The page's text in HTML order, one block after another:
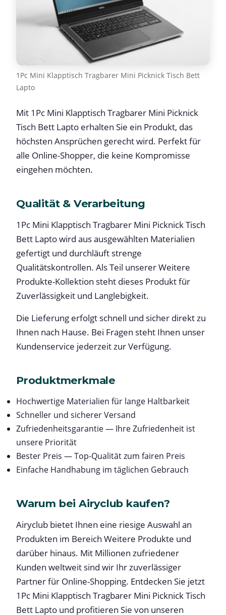
1Pc Mini Klapptisch Tragbarer Mini Picknick Tisch Bett
Lapto
Mit 1Pc Mini Klapptisch Tragbarer Mini Picknick
Tisch Bett Lapto erhalten Sie ein Produkt, das
höchsten Ansprüchen gerecht wird. Perfekt für
alle Online-Shopper, die keine Kompromisse
eingehen möchten.
Qualität & Verarbeitung
1Pc Mini Klapptisch Tragbarer Mini Picknick Tisch
Bett Lapto wird aus ausgewählten Materialien
gefertigt und durchläuft strenge
Qualitätskontrollen. Als Teil unserer Weitere
Produkte-Kollektion steht dieses Produkt für
Zuverlässigkeit und Langlebigkeit.
Die Lieferung erfolgt schnell und sicher direkt zu
Ihnen nach Hause. Bei Fragen steht Ihnen unser
Kundenservice jederzeit zur Verfügung.
Produktmerkmale
Hochwertige Materialien für lange Haltbarkeit
Schneller und sicherer Versand
Zufriedenheitsgarantie — Ihre Zufriedenheit ist
unsere Priorität
Bester Preis — Top-Qualität zum fairen Preis
Einfache Handhabung im täglichen Gebrauch
Warum bei Airyclub kaufen?
Airyclub bietet Ihnen eine riesige Auswahl an
Produkten im Bereich Weitere Produkte und
darüber hinaus. Mit Millionen zufriedener
Kunden weltweit sind wir Ihr zuverlässiger
Partner für Online-Shopping. Entdecken Sie jetzt
1Pc Mini Klapptisch Tragbarer Mini Picknick Tisch
Bett Lapto und profitieren Sie von unseren